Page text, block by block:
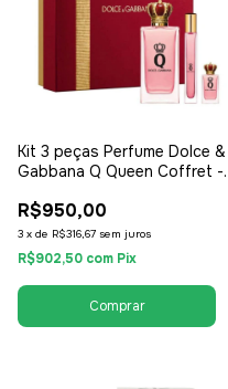
Kit 3 peças Perfume Dolce &
Gabbana Q Queen Coffret -
Shave Balm + Shower Gel -
EDP Eau de Parfum - Feminino
R$950,00
3 x de R$316,67 sem juros
R$902,50 com Pix